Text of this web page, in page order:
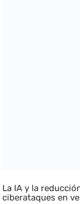
La IA y la
ciberataques en